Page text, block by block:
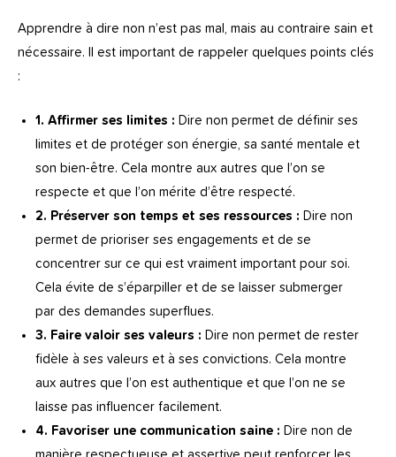
Apprendre à dire non n’est pas mal, mais au contraire sain et
nécessaire. Il est important de rappeler quelques points clés
:
1. Affirmer ses limites : Dire non permet de définir ses
limites et de protéger son énergie, sa santé mentale et
son bien-être. Cela montre aux autres que l’on se
respecte et que l’on mérite d’être respecté.
2. Préserver son temps et ses ressources : Dire non
permet de prioriser ses engagements et de se
concentrer sur ce qui est vraiment important pour soi.
Cela évite de s’éparpiller et de se laisser submerger
par des demandes superflues.
3. Faire valoir ses valeurs : Dire non permet de rester
fidèle à ses valeurs et à ses convictions. Cela montre
aux autres que l’on est authentique et que l’on ne se
laisse pas influencer facilement.
4. Favoriser une communication saine : Dire non de